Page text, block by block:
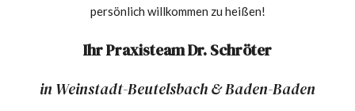
persönlich willkommen zu heißen!
Ihr Praxisteam Dr. Schröter
in Weinstadt-Beutelsbach & Baden-Baden